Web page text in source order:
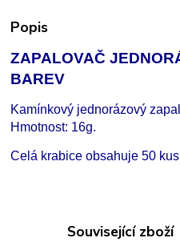
Popis
ZAPALOVAČ
BAREV
Kamínkový jednorázový
Hmotnost: 16g.
Celá krabice obsahuje 50
Související zboží